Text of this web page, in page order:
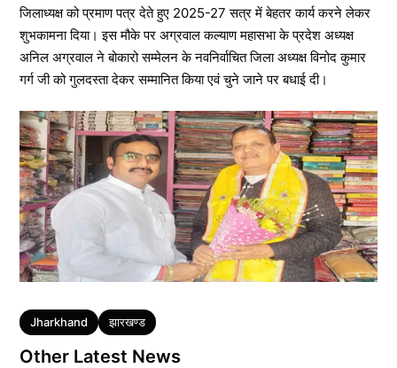
जिलाध्यक्ष को प्रमाण पत्र देते हुए 2025-27 सत्र में बेहतर कार्य करने लेकर
शुभकामना दिया। इस मौके पर अग्रवाल कल्याण महासभा के प्रदेश अध्यक्ष
अनिल अग्रवाल ने बोकारो सम्मेलन के नवनिर्वाचित जिला अध्यक्ष विनोद कुमार
गर्ग जी को गुलदस्ता देकर सम्मानित किया एवं चुने जाने पर बधाई दी।
Tags
Jharkhand झारखण्ड
Other Latest News